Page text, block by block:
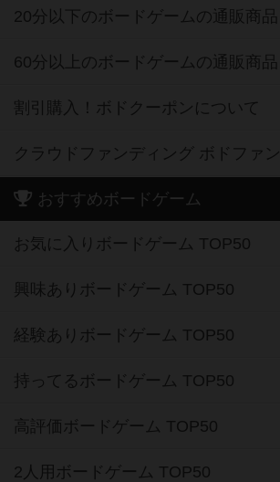
20分以下のボードゲームの通販商品
60分以上のボードゲームの通販商品
割引購入！ボドクーポンについて
クラウドファンディング ボドファン
おすすめボードゲーム
お気に入りボードゲーム TOP50
興味ありボードゲーム TOP50
経験ありボードゲーム TOP50
持ってるボードゲーム TOP50
高評価ボードゲーム TOP50
2人用ボードゲーム TOP50